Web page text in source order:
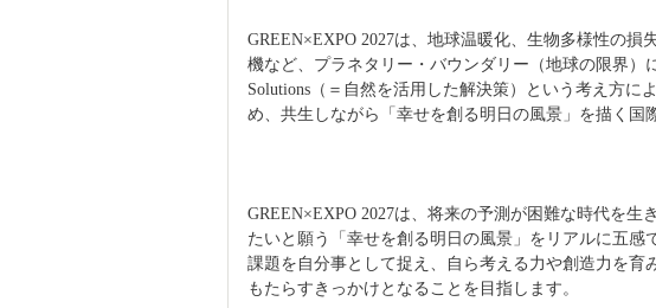
GREEN×EXPO 2027は、地球温暖化、生物多様性の損
機など、プラネタリー・バウンダリー（地球の限界）
Solutions（＝自然を活用した解決策）という考え方に
め、共生しながら「幸せを創る明日の風景」を描く国
GREEN×EXPO 2027は、将来の予測が困難な時代を生
たいと願う「幸せを創る明日の風景」をリアルに五感
課題を自分事として捉え、自ら考える力や創造力を育
もたらすきっかけとなることを目指します。